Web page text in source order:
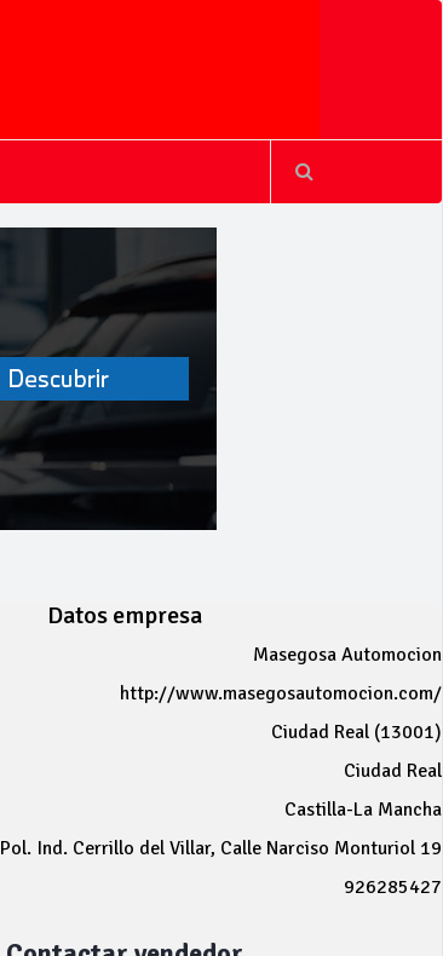
Datos empresa
Masegosa Automocion
http://www.masegosautomocion.com/
Ciudad Real (13001)
Ciudad Real
Castilla-La Mancha
Pol. Ind. Cerrillo del Villar, Calle Narciso Monturiol 19
926285427